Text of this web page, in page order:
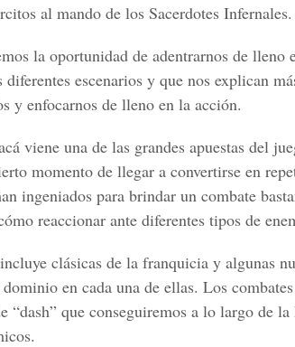
al mando de los Sacerdotes Infernales.
la oportunidad de adentrarnos de lleno
escenarios y que nos explican
y enfocarnos de lleno en la acción.
viene una de las grandes apuestas del
momento de llegar a convertirse en
ingeniados para brindar un combate
reaccionar ante diferentes tipos de
clásicas de la franquicia y algunas
en cada una de ellas. Los
“dash” que conseguiremos a lo largo de